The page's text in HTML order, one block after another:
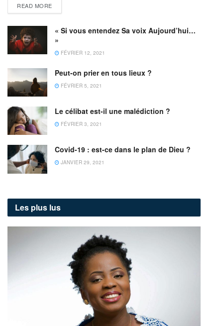
READ MORE
« Si vous entendez Sa voix Aujourd’hui…
»
FÉVRIER 12, 2021
Peut-on prier en tous lieux ?
FÉVRIER 5, 2021
Le célibat est-il une malédiction ?
FÉVRIER 3, 2021
Covid-19 : est-ce dans le plan de Dieu ?
JANVIER 29, 2021
Les plus lus